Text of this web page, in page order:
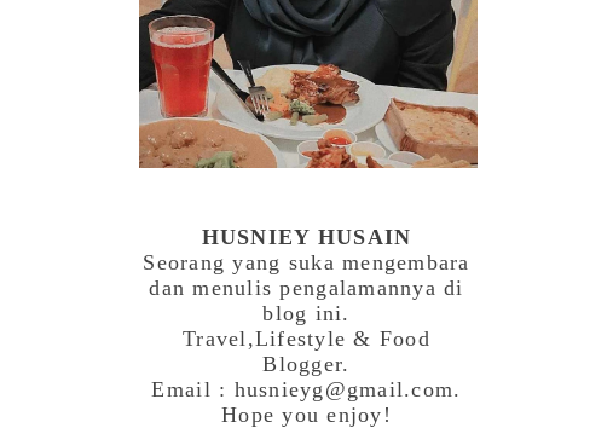
HUSNIEY HUSAIN
Seorang yang suka mengembara
dan menulis pengalamannya di
blog ini.
Travel,Lifestyle & Food
Blogger.
Email : husnieyg@gmail.com.
Hope you enjoy!